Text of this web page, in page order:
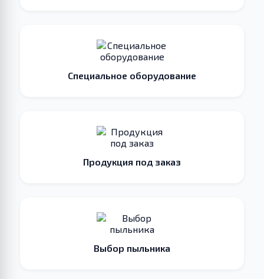
Специальное оборудование
Продукция под заказ
Выбор пыльника